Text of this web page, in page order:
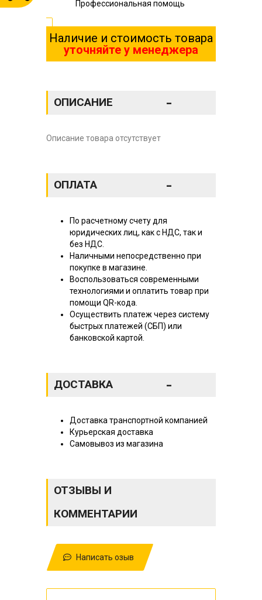
Профессиональная помощь
Наличие и стоимость товара
уточняйте у менеджера
ОПИСАНИЕ -
Описание товара отсутствует
ОПЛАТА -
По расчетному счету для
юридических лиц, как с НДС, так и
без НДС.
Наличными непосредственно при
покупке в магазине.
Воспользоваться современными
технологиями и оплатить товар при
помощи QR-кода.
Осуществить платеж через систему
быстрых платежей (СБП) или
банковской картой.
ДОСТАВКА -
Доставка транспортной компанией
Курьерская доставка
Самовывоз из магазина
ОТЗЫВЫ И
КОММЕНТАРИИ
Написать озыв